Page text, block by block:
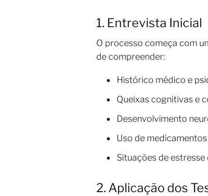
1. Entrevista Inicial
O processo começa com
de compreender:
Histórico médico e
Queixas cognitivas e
Desenvolvimento
Uso de medicamentos
Situações de estresse
2. Aplicação dos